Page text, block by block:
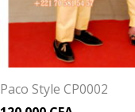
Paco Style CP0002